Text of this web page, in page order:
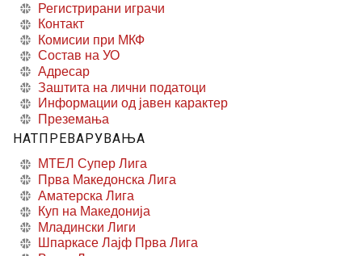
Регистрирани играчи
Контакт
Комисии при МКФ
Состав на УО
Адресар
Заштита на лични податоци
Информации од јавен карактер
Преземања
НАТПРЕВАРУВАЊА
МТЕЛ Супер Лига
Прва Македонска Лига
Аматерска Лига
Куп на Македонија
Младински Лиги
Шпаркасе Лајф Прва Лига